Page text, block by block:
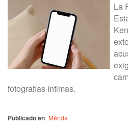
La
fotografías íntimas.
Publicado en Mérida